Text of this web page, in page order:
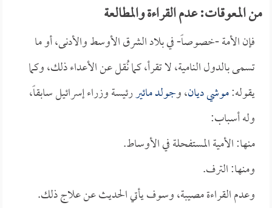
من المعوقات: عدم القراءة والمطالعة
فإن الأمة -خصوصاً- في بلاد الشرق الأوسط والأدنى، أو ما
تسمى بالدول النامية، لا تقرأ، كما نُقل عن الأعداء ذلك، وكما
يقوله:موشي ديان، وجولد مائيررئيسة وزراء إسرائيل سابقاً،
وله أسباب:
منها: الأمية المستفحلة في الأوساط.
ومنها: الترف.
وعدم القراءة مصيبة، وسوف يأتي الحديث عن علاج ذلك.